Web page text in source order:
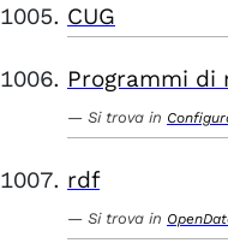
CUG
Programmi di
Si trova in
rdf
Si trova in